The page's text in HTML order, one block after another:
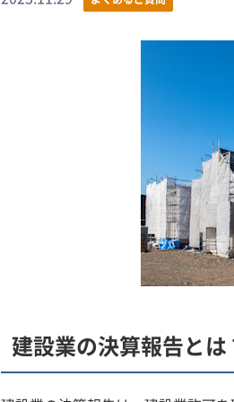
建設業の決算報告とは